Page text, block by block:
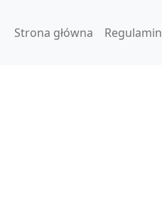
Strona główna Regulamin